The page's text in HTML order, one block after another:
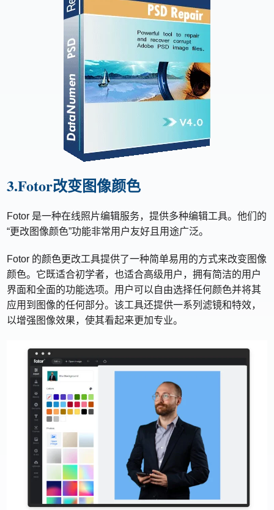
3.Fotor改变图像颜色
Fotor 是一种在线照片编辑服务，提供多种编辑工具。他们的
“更改图像颜色”功能非常用户友好且用途广泛。
Fotor 的颜色更改工具提供了一种简单易用的方式来改变图像
颜色。它既适合初学者，也适合高级用户，拥有简洁的用户
界面和全面的功能选项。用户可以自由选择任何颜色并将其
应用到图像的任何部分。该工具还提供一系列滤镜和特效，
以增强图像效果，使其看起来更加专业。